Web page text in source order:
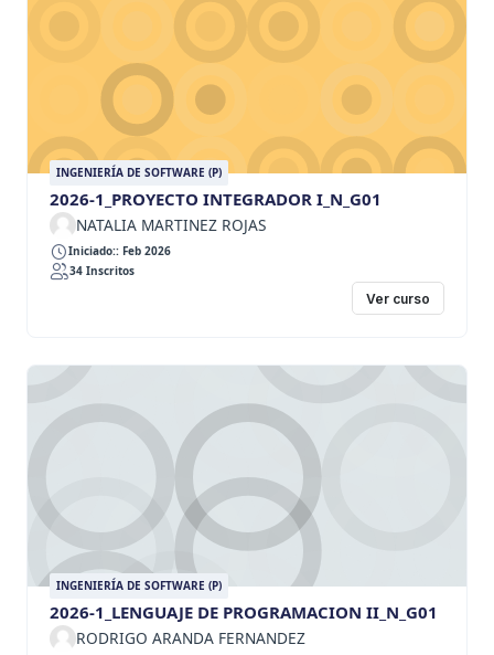
INGENIERÍA DE SOFTWARE (P)
2026-1_PROYECTO INTEGRADOR I_N_G01
NATALIA MARTINEZ ROJAS
Iniciado:: Feb 2026
34 Inscritos
Ver curso
INGENIERÍA DE SOFTWARE (P)
2026-1_LENGUAJE DE PROGRAMACION II_N_G01
RODRIGO ARANDA FERNANDEZ